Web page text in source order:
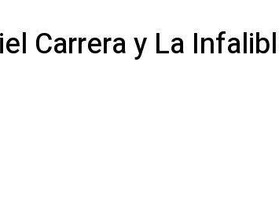
Carrera y La